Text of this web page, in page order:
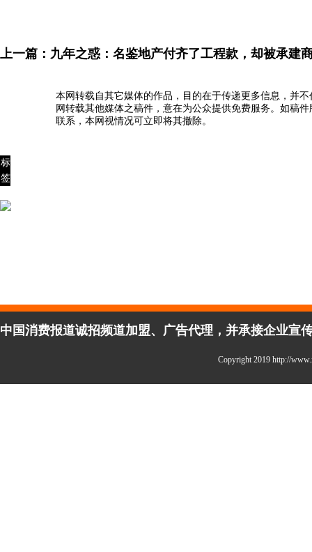
上一篇： 九年之惑：名鉴地产付齐了工程款，却被承建
本网转载自其它媒体的作品，目的在于传递更多信息，并
网转载其他媒体之稿件，意在为公众提供免费服务。如稿
联系，本网视情况可立即将其撤除。
标
签
中国消费报道诚招频道加盟、广告代理，并承接企业宣
Copyright 2019 http://